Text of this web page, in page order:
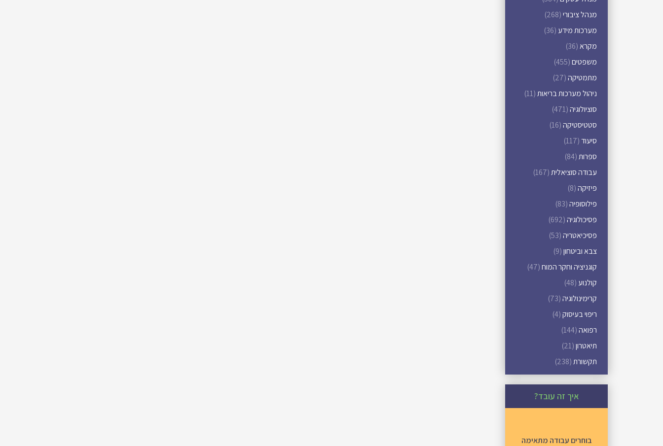
מנהל ציבורי(268)
מערכות מידע (36)
מקרא(36)
משפטים(455)
מתמטיקה(27)
ניהול מערכות בריאות(11)
סוציולוגיה(471)
סטטיסטיקה(16)
סיעוד(117)
ספרות(84)
עבודה סוציאלית(167)
פיזיקה(8)
פילוסופיה(83)
פסיכולוגיה(692)
פסיכיאטריה(53)
צבא וביטחון(9)
קוגניציה וחקר המוח(47)
קולנוע (48)
קרימינולוגיה(73)
ריפוי בעיסוק(4)
רפואה(144)
תיאטרון(21)
תקשורת(238)
איך זה עובד?
בוחרים עבודה מתאימה